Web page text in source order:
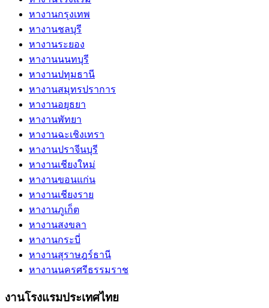
หางานกรุงเทพ
หางานชลบุรี
หางานระยอง
หางานนนทบุรี
หางานปทุมธานี
หางานสมุทรปราการ
หางานอยุธยา
หางานพัทยา
หางานฉะเชิงเทรา
หางานปราจีนบุรี
หางานเชียงใหม่
หางานขอนแก่น
หางานเชียงราย
หางานภูเก็ต
หางานสงขลา
หางานกระบี่
หางานสุราษฎร์ธานี
หางานนครศรีธรรมราช
งานโรงแรมประเทศไทย